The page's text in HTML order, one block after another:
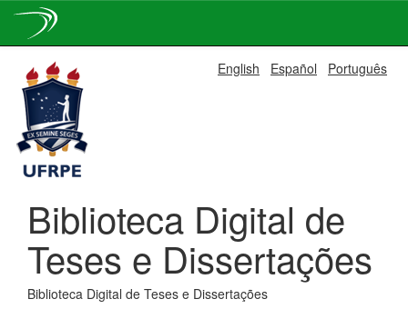
navigation
English Español Português
Biblioteca Digital de
Teses e Dissertações
Biblioteca Digital de Teses e Dissertações